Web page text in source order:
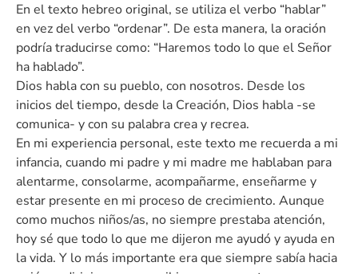
En el texto hebreo original, se utiliza el verbo “hablar”
en vez del verbo “ordenar”. De esta manera, la oración
podría traducirse como: “Haremos todo lo que el Señor
ha hablado”.
Dios habla con su pueblo, con nosotros. Desde los
inicios del tiempo, desde la Creación, Dios habla -se
comunica- y con su palabra crea y recrea.
En mi experiencia personal, este texto me recuerda a mi
infancia, cuando mi padre y mi madre me hablaban para
alentarme, consolarme, acompañarme, enseñarme y
estar presente en mi proceso de crecimiento. Aunque
como muchos niños/as, no siempre prestaba atención,
hoy sé que todo lo que me dijeron me ayudó y ayuda en
la vida. Y lo más importante era que siempre sabía hacia